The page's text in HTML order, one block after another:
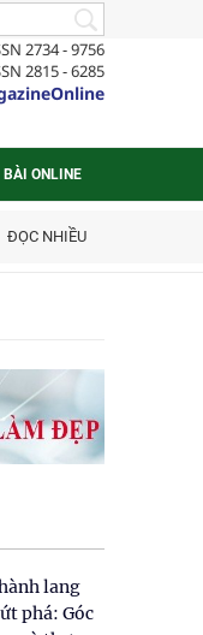
2734 - 9756
2815 - 6285
BÀI ONLINE
ĐỌC NHIỀU
lang
phá: Góc